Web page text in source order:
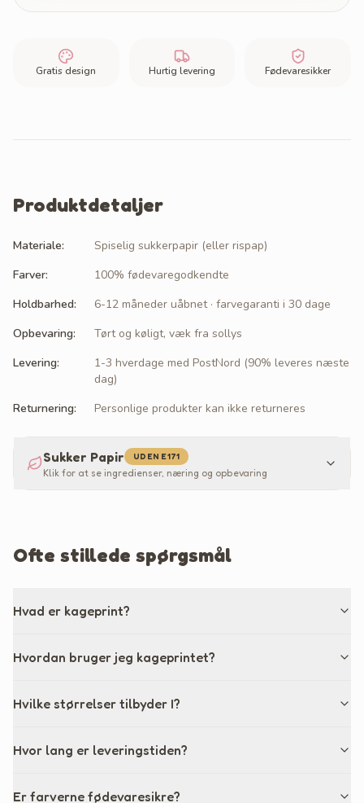
Gratis design Hurtig levering Fødevaresikker
Produktdetaljer
Materiale:
Spiselig sukkerpapir (eller rispap)
Farver:
100% fødevaregodkendte
Holdbarhed:
6-12 måneder uåbnet · farvegaranti i 30 dage
Opbevaring:
Tørt og køligt, væk fra sollys
Levering:
1-3 hverdage med PostNord (90% leveres næste
dag)
Returnering: Personlige produkter kan ikke returneres
Sukker Papir UDEN E171
Klik for at se ingredienser, næring og opbevaring
Ofte stillede spørgsmål
Hvad er kageprint?
Hvordan bruger jeg kageprintet?
Hvilke størrelser tilbyder I?
Hvor lang er leveringstiden?
Er farverne fødevaresikre?